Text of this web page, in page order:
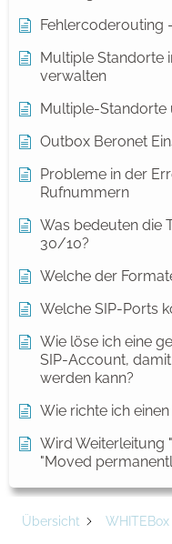
Fehlercoderouting
Multiple Standorte
verwalten
Multiple-Standorte
Outbox Beronet
Probleme in der
Rufnummern
Was bedeuten die
30/10?
Welche der
Welche SIP-Ports
Wie löse ich eine
SIP-Account,
werden kann?
Wie richte ich einen
Wird Weiterleitung
"Moved
Übersicht WHITEBox